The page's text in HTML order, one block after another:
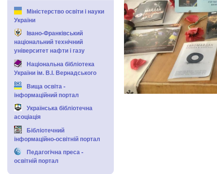
Міністерство освіти і науки
України
Івано-Франківський
національний технічний
університет нафти і газу
Національна бібліотека
України ім. В.І. Вернадського
Вища освіта -
інформаційний портал
Українська бібліотечна
асоціація
Бібліотечний
інформаційно-освітній портал
Педагогічна преса -
освітній портал